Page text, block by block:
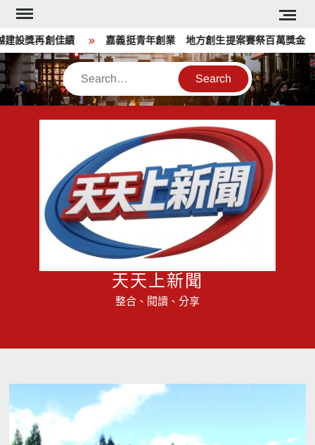
Skip
content
獎再創佳績 嘉義挺青年創業 地方創生提案賽祭百萬獎金
Search
天天上新聞
整合、閱讀、分享